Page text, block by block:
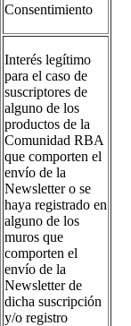
Consentimiento
Interés legítimo
para el caso de
suscriptores de
alguno de los
productos de la
Comunidad RBA
que comporten el
envío de la
Newsletter o se
haya registrado en
alguno de los
muros que
comporten el
envío de la
Newsletter de
dicha suscripción
y/o registro